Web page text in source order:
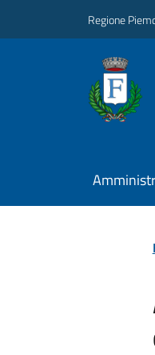
Regione